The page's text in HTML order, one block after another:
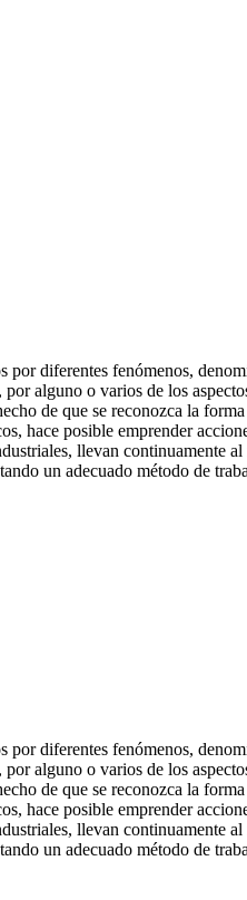
por diferentes fenómenos,
alguno o varios de los
de que se reconozca la
hace posible emprender
llevan continuamente
un adecuado método de
por diferentes fenómenos,
alguno o varios de los
de que se reconozca la
hace posible emprender
llevan continuamente
un adecuado método de